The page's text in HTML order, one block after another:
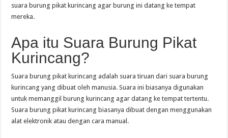
suara burung pikat kurincang agar burung ini datang ke tempat
mereka.
Apa itu Suara Burung Pikat
Kurincang?
Suara burung pikat kurincang adalah suara tiruan dari suara burung
kurincang yang dibuat oleh manusia. Suara ini biasanya digunakan
untuk memanggil burung kurincang agar datang ke tempat tertentu.
Suara burung pikat kurincang biasanya dibuat dengan menggunakan
alat elektronik atau dengan cara manual.